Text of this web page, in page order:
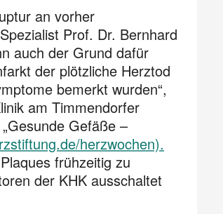
an vorher
Prof. Dr. Bernhard
auch der Grund dafür
der plötzliche Herztod
bemerkt wurden“,
am Timmendorfer
Gefäße –
herzwochen).
frühzeitig zu
der KHK ausschaltet